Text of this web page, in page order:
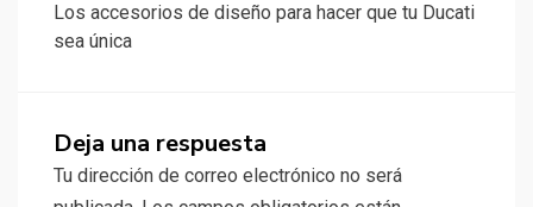
Los accesorios de diseño para hacer que tu Ducati
sea única
Deja una respuesta
Tu dirección de correo electrónico no será